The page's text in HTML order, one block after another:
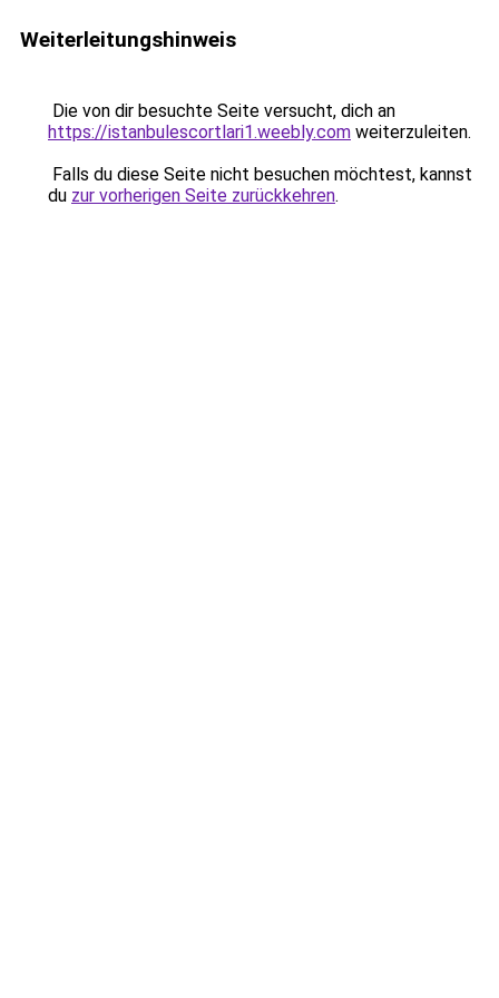
Weiterleitungshinweis
Die von dir besuchte Seite versucht, dich an
https://istanbulescortlari1.weebly.com weiterzuleiten.
Falls du diese Seite nicht besuchen möchtest, kannst
du zur vorherigen Seite zurückkehren.